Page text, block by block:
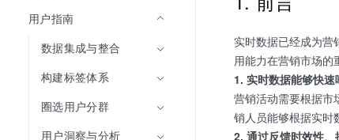
用户指南
数据集成与整合
构建标签体系
圈选用户分群
用户洞察与分析
实时数据已经成为
用能力在营销市场的
1. 实时数据能够快
营销活动需要根据市
销人员能够根据实时
2. 通过反馈时效性